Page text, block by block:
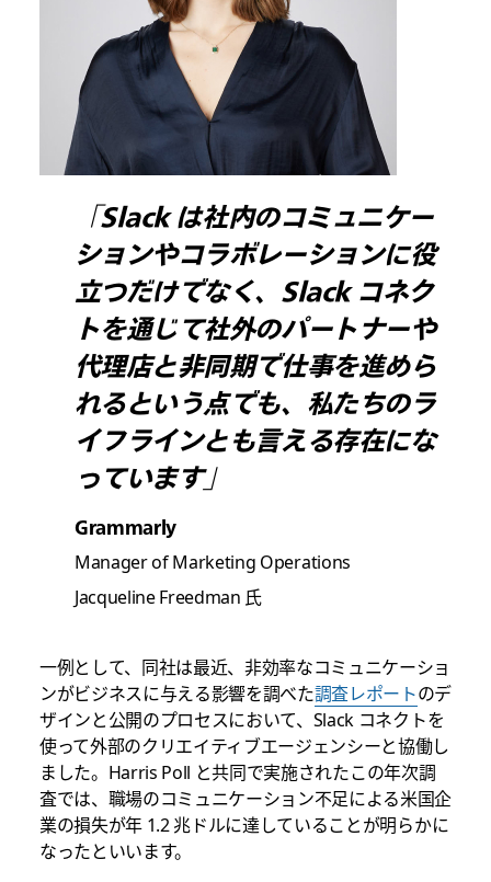
「Slack は社内のコミュニケー
ションやコラボレーションに役
立つだけでなく、Slack コネク
トを通じて社外のパートナーや
代理店と非同期で仕事を進めら
れるという点でも、私たちのラ
イフラインとも言える存在にな
っています」
Grammarly
Manager of Marketing Operations
Jacqueline Freedman 氏
一例として、同社は最近、非効率なコミュニケーショ
ンがビジネスに与える影響を調べた調査レポートのデ
ザインと公開のプロセスにおいて、Slack コネクトを
使って外部のクリエイティブエージェンシーと協働し
ました。Harris Poll と共同で実施されたこの年次調
査では、職場のコミュニケーション不足による米国企
業の損失が年 1.2 兆ドルに達していることが明らかに
なったといいます。